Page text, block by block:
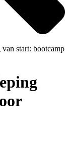
start: bootcamp